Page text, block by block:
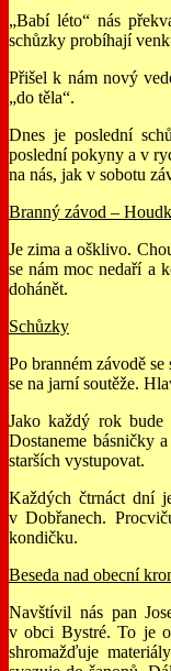
„Babí léto“ nás
schůzky probíhají
Přišel k nám nový
„do těla“.
Dnes je poslední
poslední pokyny a v
na nás, jak v sobotu
Branný závod –
Je zima a ošklivo.
se nám moc nedaří a
dohánět.
Schůzky
Po branném závodě
se na jarní soutěže.
Jako každý rok bude
Dostaneme básničky
starších vystupovat.
Každých čtrnáct dní
v Dobřanech.
kondičku.
Beseda nad obecní
Navštívil nás pan
v obci Bystré. To je
shromažďuje